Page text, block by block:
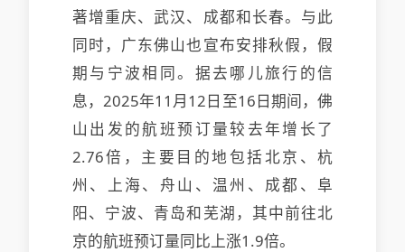
著增重庆、武汉、成都和长春。与此
同时，广东佛山也宣布安排秋假，假
期与宁波相同。据去哪儿旅行的信
息，2025年11月12日至16日期间，佛
山出发的航班预订量较去年增长了
2.76倍，主要目的地包括北京、杭
州、上海、舟山、温州、成都、阜
阳、宁波、青岛和芜湖，其中前往北
京的航班预订量同比上涨1.9倍。